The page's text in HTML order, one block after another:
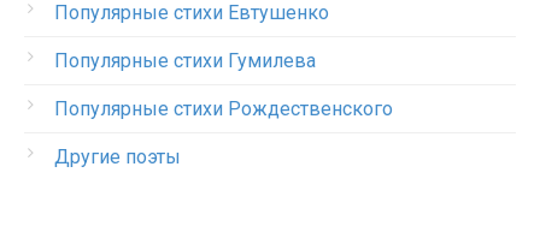
Популярные стихи Евтушенко
Популярные стихи Гумилева
Популярные стихи Рождественского
Другие поэты